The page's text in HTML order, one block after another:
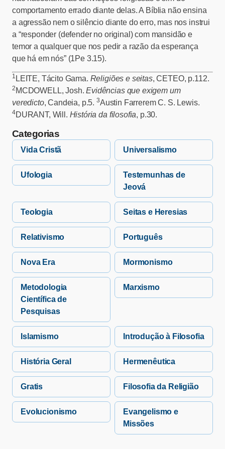
comportamento errado diante delas. A Bíblia não ensina
a agressão nem o silêncio diante do erro, mas nos instrui
a “responder (defender no original) com mansidão e
temor a qualquer que nos pedir a razão da esperança
que há em nós” (1Pe 3.15).
1 LEITE, Tácito Gama. Religiões e seitas, CETEO, p.112.
2 MCDOWELL, Josh.Evidências que exigem um
veredicto, Candeia, p.5.3Austin Farrerem C. S. Lewis.
4DURANT, Will. História da filosofia, p.30.
Categorias
Vida Cristã Universalismo
Ufologia
Testemunhas de
Jeová
Teologia Seitas e Heresias
Relativismo Português
Nova Era Mormonismo
Metodologia
Científica de
Pesquisas
Marxismo
Islamismo Introdução à Filosofia
História Geral Hermenêutica
Gratis Filosofia da Religião
Evolucionismo
Evangelismo e
Missões